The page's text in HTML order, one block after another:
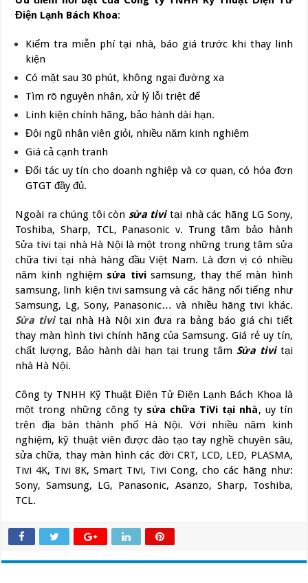
Điện Lạnh Bách Khoa:
Kiểm tra miễn phí tại nhà, báo giá trước khi thay linh
kiện
Có mặt sau 30 phút, không ngại đường xa
Tìm rõ nguyên nhân, xử lý lỗi triệt để
Linh kiện chính hãng, bảo hành dài hạn.
Đội ngũ nhân viên giỏi, nhiều năm kinh nghiệm
Giá cả cạnh tranh
Đối tác uy tín cho doanh nghiệp và cơ quan, có hóa đơn
GTGT đầy đủ.
Ngoài ra chúng tôi còn sửa tivitại nhà các hãng LG Sony,
Toshiba, Sharp, TCL, Panasonic v. Trung tâm bảo hành
Sửa tivi tại nhà Hà Nội là một trong những trung tâm sửa
chữa tivi tại nhà hàng đầu Việt Nam. Là đơn vị có nhiều
năm kinh nghiệm sửa tivisamsung, thay thế màn hình
samsung, linh kiện tivi samsung và các hãng nổi tiếng như
Samsung, Lg, Sony, Panasonic… và nhiều hãng tivi khác.
Sửa tivitại nhà Hà Nội xin đưa ra bảng báo giá chi tiết
thay màn hình tivi chính hãng của Samsung. Giá rẻ uy tín,
chất lượng, Bảo hành dài hạn tại trung tâm Sửa tivitại
nhà Hà Nội.
Công ty TNHH Kỹ Thuật Điện Tử Điện Lạnh Bách Khoa là
một trong những công ty sửa chữa TiVi tại nhà, uy tín
trên địa bàn thành phố Hà Nội. Với nhiều năm kinh
nghiệm, kỹ thuật viên được đào tạo tay nghề chuyên sâu,
sửa chữa, thay màn hình các đời CRT, LCD, LED, PLASMA,
Tivi 4K, Tivi 8K, Smart Tivi, Tivi Cong, cho các hãng như:
Sony, Samsung, LG, Panasonic, Asanzo, Sharp, Toshiba,
TCL.